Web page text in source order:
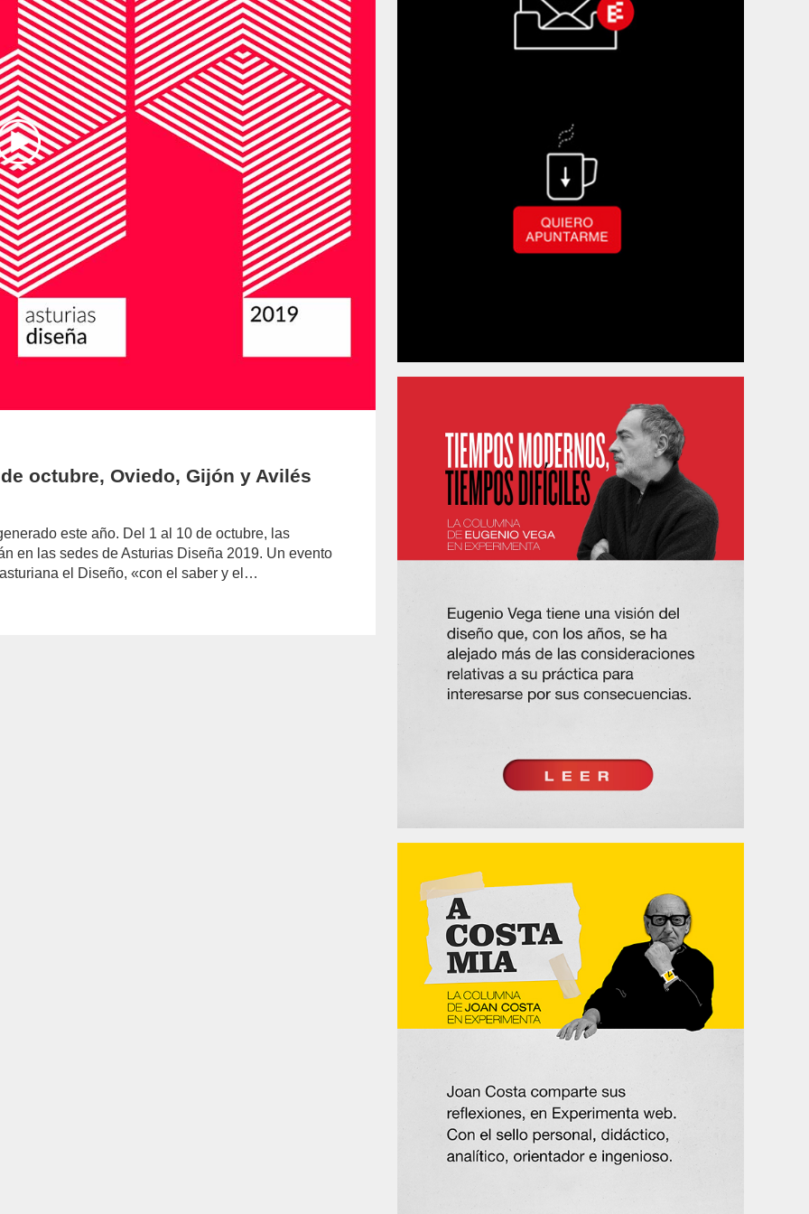
octubre, Oviedo, Gijón y Avilés
este año. Del 1 al 10 de octubre, las
en las sedes de Asturias Diseña 2019. Un evento
el Diseño, «con el saber y el…